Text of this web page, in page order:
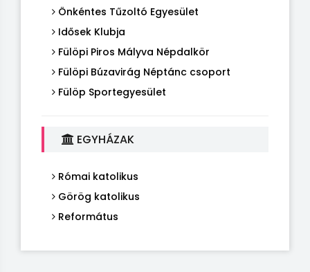
Önkéntes Tűzoltó Egyesület
Idősek Klubja
Fülöpi Piros Mályva Népdalkör
Fülöpi Búzavirág Néptánc csoport
Fülöp Sportegyesület
EGYHÁZAK
Római katolikus
Görög katolikus
Református